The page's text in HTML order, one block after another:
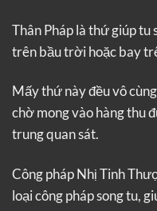
Thân Pháp là thứ giúp tu
trên bầu trời hoặc bay
Mấy thứ này đều vô
chờ mong vào hàng thu
trung quan sát.
Công pháp Nhị Tinh
loại công pháp song tu,